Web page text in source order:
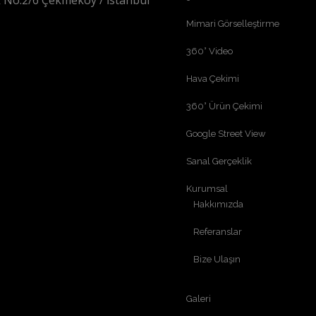
Mimari Görselleştirme
360° Video
Hava Çekimi
360° Ürün Çekimi
Google Street View
Sanal Gerçeklik
Kurumsal
Hakkımızda
Referanslar
Bize Ulaşın
Galeri